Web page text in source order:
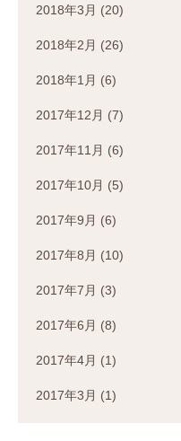
2018年3月 (20)
2018年2月 (26)
2018年1月 (6)
2017年12月 (7)
2017年11月 (6)
2017年10月 (5)
2017年9月 (6)
2017年8月 (10)
2017年7月 (3)
2017年6月 (8)
2017年4月 (1)
2017年3月 (1)